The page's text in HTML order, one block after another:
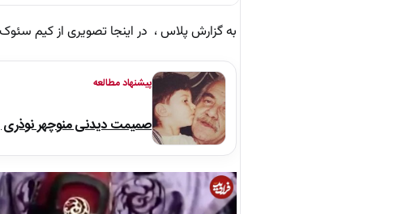
به گزارش پلاس ، در اینجا تصویری از کیم سئوک بازیگر
پیشنهاد مطالعه
صمیمت دیدنی منوچهر نوذری